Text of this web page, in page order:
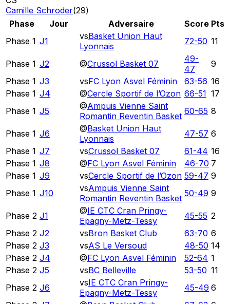
Camille Schroder(29)
Phase Jour Adversaire Score Pts
Phase 1 J1 vsBasket Union Haut
Lyonnais
72-50 11
Phase 1 J2 @Crussol Basket 07 49-
47
9
Phase 1 J3 vsFC Lyon Asvel Féminin 63-56 16
Phase 1 J4 @Cercle Sportif de l’Ozon 66-51 17
Phase 1 J5 @Ampuis Vienne Saint
Romantin Reventin Basket 60-65 8
Phase 1 J6 @Basket Union Haut
Lyonnais
47-57 6
Phase 1 J7 vsCrussol Basket 07 61-44 16
Phase 1 J8 @FC Lyon Asvel Féminin 46-70 7
Phase 1 J9 vsCercle Sportif de l’Ozon 59-47 9
Phase 1 J10 vsAmpuis Vienne Saint
Romantin Reventin Basket 50-49 9
Phase 2 J1 @IE CTC Cran Pringy-
Epagny-Metz-Tessy
45-55 2
Phase 2 J2 vsBron Basket Club 63-70 6
Phase 2 J3 vsAS Le Versoud 48-50 14
Phase 2 J4 @FC Lyon Asvel Féminin 52-64 1
Phase 2 J5 vsBC Belleville 53-50 11
Phase 2 J6 vsIE CTC Cran Pringy-
Epagny-Metz-Tessy
45-49 6